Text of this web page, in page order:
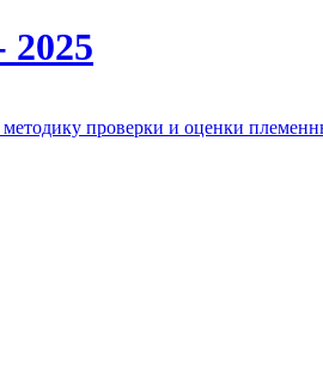
проверки и оценки